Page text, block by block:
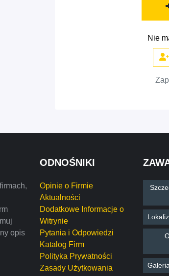
Nie
opis
ODNOŚNIKI
Opinie o Firmie
Aktualności
Dodatkowe Informacje o
Witrynie
Pytania i Odpowiedzi
Katalog Firm
Polityka Prywatności
Zasady Użytkowania